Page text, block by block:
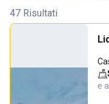
47 Risultati
e